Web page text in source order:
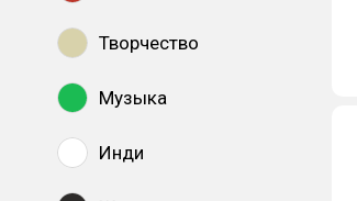
Творчество
Музыка
Инди